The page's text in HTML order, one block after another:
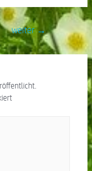
weiter→